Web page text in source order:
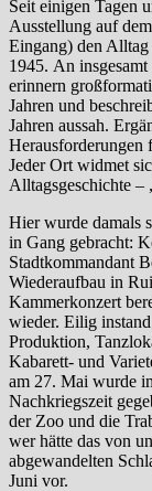
Seit einigen Tagen
Ausstellung auf
Eingang) den Alltag
1945. An
erinnern
Jahren und
Jahren aussah.
Herausforderungen
Jeder Ort widmet
Alltagsgeschichte –
Hier wurde damals
in Gang gebracht:
Stadtkommandant
Wiederaufbau in
Kammerkonzert
wieder. Eilig
Produktion,
Kabarett- und
am 27. Mai wurde
Nachkriegszeit
der Zoo und die
wer hätte das von
abgewandelten
Juni vor.